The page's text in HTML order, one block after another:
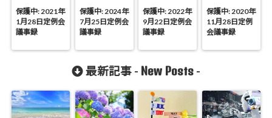
保護中: 2021年
1月28日定例会
議事録
保護中: 2024年
7月25日定例会
議事録
保護中: 2022年
9月22日定例会
議事録
保護中: 2020年
11月28日定例
会議事録
最新記事 - New Posts -